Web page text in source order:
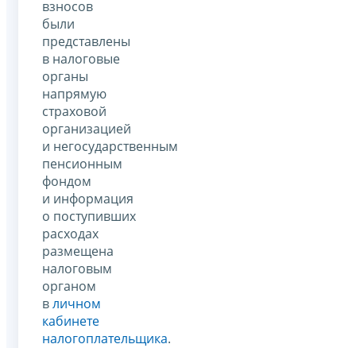
взносов
были
представлены
в налоговые
органы
напрямую
страховой
организацией
и негосударственным
пенсионным
фондом
и информация
о поступивших
расходах
размещена
налоговым
органом
вличном
кабинете
налогоплательщика.